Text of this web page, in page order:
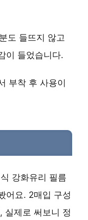
도 들뜨지 않고
이 들었습니다.
부착 후 사용이
강화유리 필름
어요. 2매입 구성
실제로 써보니 정